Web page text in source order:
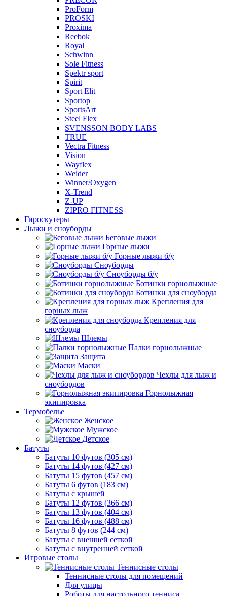
ProForm
PROSKI
Proxima
Reebok
Royal
Schwinn
Sole Fitness
Spektr sport
Spirit
Sport Elit
Sportop
SportsArt
Steel Flex
SVENSSON BODY LABS
TRUE
Vectra Fitness
Vision
Wayflex
Weider
Winner/Oxygen
X-Trend
Z-UP
ZIPRO FITNESS
Гироскутеры
Лыжи и сноуборды
Беговые лыжи
Горные лыжи
Горные лыжи б/у
Сноуборды
Сноуборды б/у
Ботинки горнолыжные
Ботинки для сноуборда
Крепления для
горных лыж
Крепления для
сноуборда
Шлемы
Палки горнолыжные
Защита
Маски
Чехлы для лыж и
сноубордов
Горнолыжная
экипировка
Термобелье
Женское
Мужское
Детское
Батуты
Батуты 10 футов (305 см)
Батуты 14 футов (427 см)
Батуты 15 футов (457 см)
Батуты 6 футов (183 см)
Батуты с крышей
Батуты 12 футов (366 см)
Батуты 13 футов (404 см)
Батуты 16 футов (488 см)
Батуты 8 футов (244 см)
Батуты с внешней сеткой
Батуты с внутренней сеткой
Игровые столы
Теннисные столы
Теннисные столы для помещений
Для улицы
Роботы для настольного тенниса